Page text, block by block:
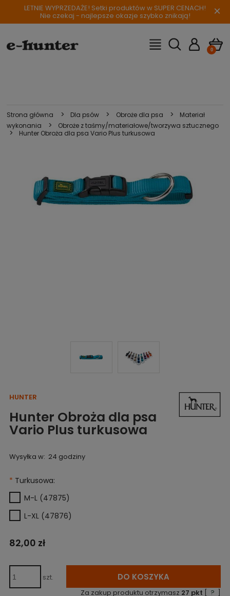
LETNIE WYPRZEDAŻE! Setki produktów w SUPER CENACH!
Nie czekaj - najlepsze okazje szybko znikają! ×
Strona główna > Dla psów > Obroże dla psa >
Materiał
wykonania
> Obroże z taśmy/materiałowe/tworzywa sztucznego
> Hunter Obroża dla psa Vario Plus turkusowa
HUNTER
Hunter Obroża dla psa
Vario Plus turkusowa
Wysyłka w: 24 godziny
* Turkusowa:
M-L (47875)
L-XL (47876)
82,00 zł
szt. DO KOSZYKA
Za zakup produktu otrzymasz 27 pkt [ ? ]